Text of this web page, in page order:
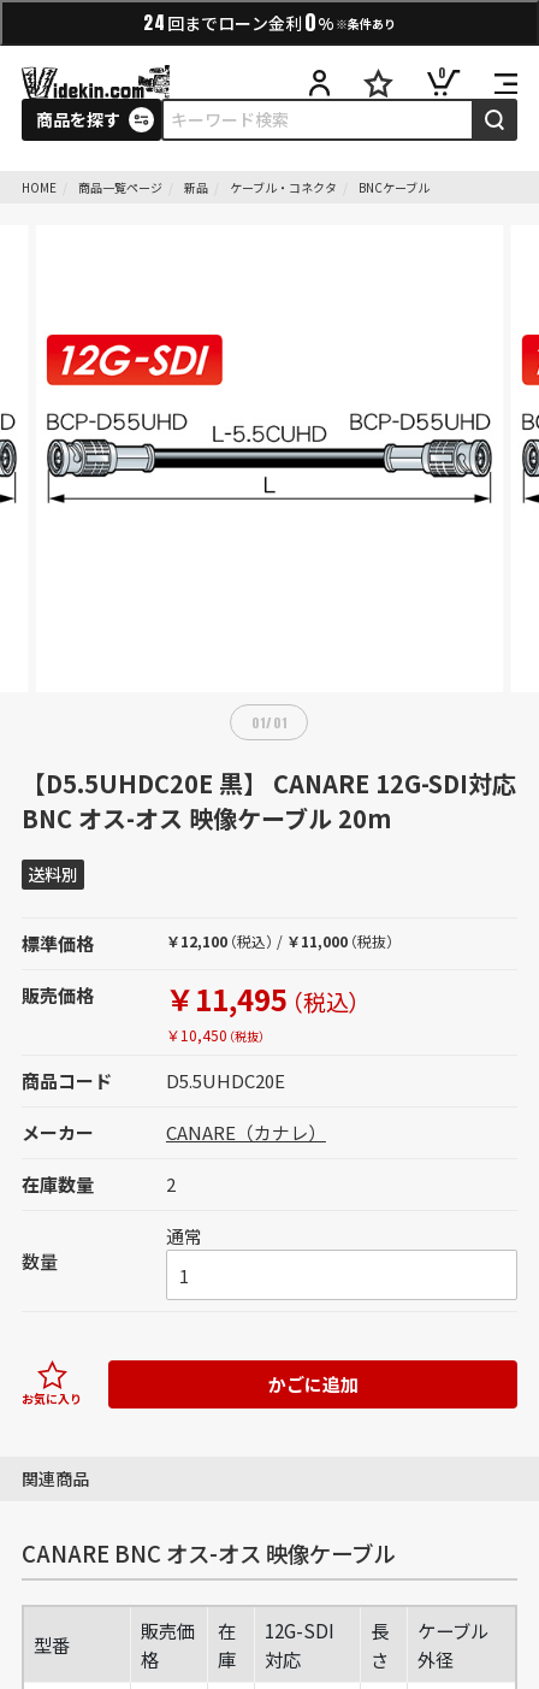
24 回までローン金利 0% ※条件あり
商品を探す
0
HOME 商品一覧ページ 新品 ケーブル・コネクタ BNCケーブル
01/01
【D5.5UHDC20E 黒】 CANARE 12G-SDI対応
BNC オス-オス 映像ケーブル 20m
送料別
標準価格 ￥12,100 （税込） / ￥11,000 （税抜）
販売価格 ￥11,495 （税込）
￥10,450 （税抜）
商品コード D5.5UHDC20E
メーカー CANARE（カナレ）
在庫数量 2
数量
通常
かごに追加
お気に入り
関連商品
CANARE BNC オス-オス 映像ケーブル
型番
販売価
格
在
庫
12G-SDI
対応
長
さ
ケーブル
外径